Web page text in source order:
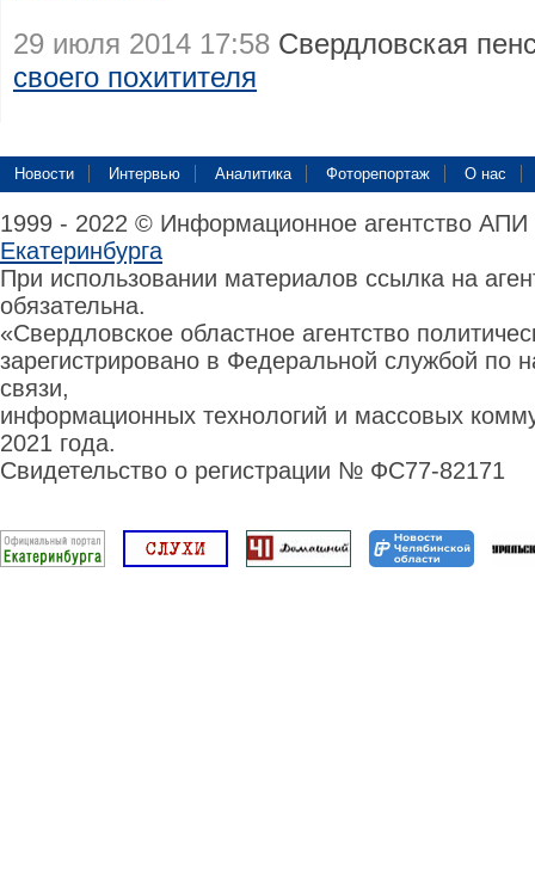
29 июля 2014 17:58 Свердловская
своего похитителя
Новости Интервью Аналитика Фоторепортаж О нас
1999 - 2022 © Информационное агентство
Екатеринбурга
При использовании материалов ссылка на
обязательна.
«Свердловское областное агентство
зарегистрировано в Федеральной службой по
связи,
информационных технологий и массовых
2021 года.
Свидетельство о регистрации № ФС77-82171